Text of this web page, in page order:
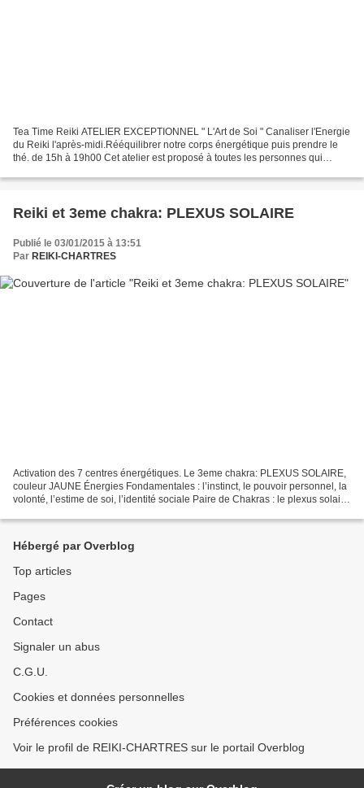
Tea Time Reiki ATELIER EXCEPTIONNEL " L'Art de Soi " Canaliser l'Energie
du Reiki l'après-midi.Rééquilibrer notre corps énergétique puis prendre le
thé. de 15h à 19h00 Cet atelier est proposé à toutes les personnes qui
Reiki et 3eme chakra: PLEXUS SOLAIRE
Publié le 03/01/2015 à 13:51
Par REIKI-CHARTRES
Activation des 7 centres énergétiques. Le 3eme chakra: PLEXUS SOLAIRE,
couleur JAUNE Énergies Fondamentales : l’instinct, le pouvoir personnel, la
volonté, l’estime de soi, l’identité sociale Paire de Chakras : le plexus solaire
Hébergé par Overblog
Top articles
Pages
Contact
Signaler un abus
C.G.U.
Cookies et données personnelles
Préférences cookies
Voir le profil de REIKI-CHARTRES sur le portail Overblog